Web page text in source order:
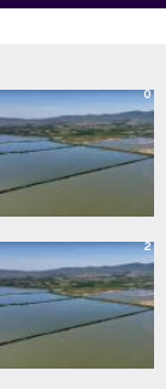
0
2